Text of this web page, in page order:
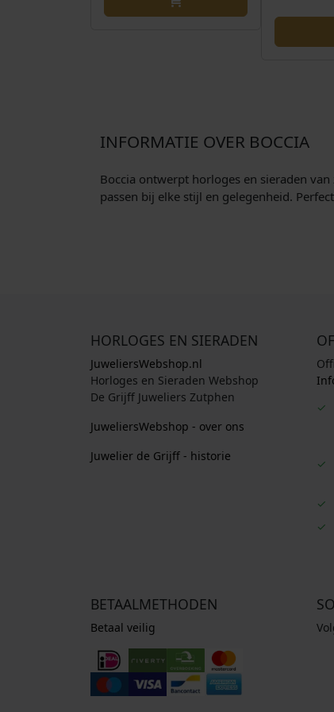
INFORMATIE OVER BOCCIA
Boccia ontwerpt horloges en sieraden
passen bij elke stijl en gelegenheid.
HORLOGES EN SIERADEN
JuweliersWebshop.nl
Horloges en Sieraden Webshop
De Grijff Juweliers Zutphen
JuweliersWebshop - over ons
Juwelier de Grijff - historie
BETAALMETHODEN
Betaal veilig